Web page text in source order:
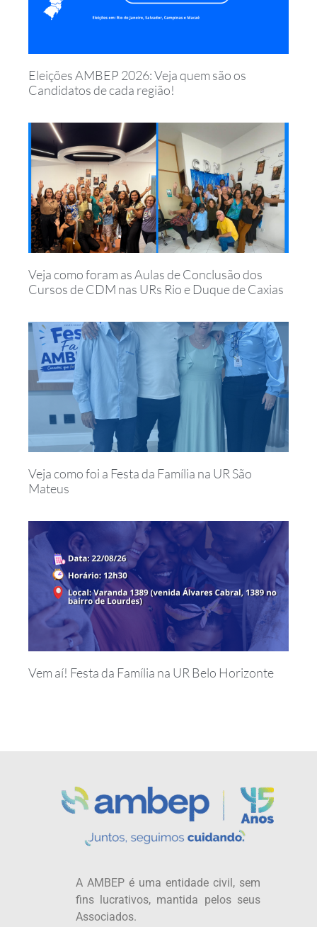
Eleições AMBEP 2026: Veja quem são os
Candidatos de cada região!
Veja como foram as Aulas de Conclusão dos
Cursos de CDM nas URs Rio e Duque de Caxias
Veja como foi a Festa da Família na UR São
Mateus
Vem aí! Festa da Família na UR Belo Horizonte
A AMBEP é uma entidade civil, sem
fins lucrativos, mantida pelos seus
Associados.